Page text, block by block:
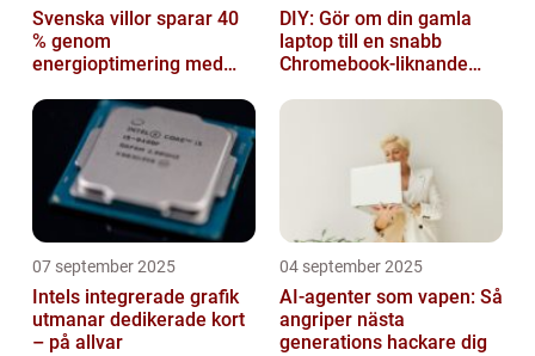
Svenska villor sparar 40
% genom
energioptimering med
DIY: Gör om din gamla
laptop till en snabb
Chromebook-liknande
07 september 2025
Intels integrerade grafik
utmanar dedikerade kort
– på allvar
04 september 2025
AI-agenter som vapen: Så
angriper nästa
generations hackare dig